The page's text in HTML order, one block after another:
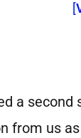
[
a second
from us